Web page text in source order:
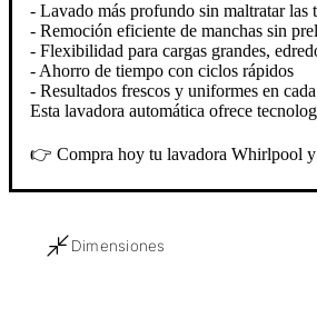
- Lavado más profundo sin maltratar las
- Remoción eficiente de manchas sin
- Flexibilidad para cargas grandes,
- Ahorro de tiempo con ciclos rápidos
- Resultados frescos y uniformes en
Esta lavadora automática ofrece
👉 Compra hoy tu lavadora Whirlpool y
Dimensiones